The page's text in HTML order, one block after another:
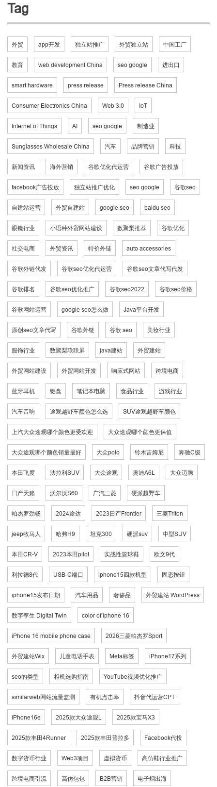
Tag
外贸 app开发 独立站推广 外贸独立站 中国工厂
教育 web development China seo google 进出口
smart hardware press release Press release China
Consumer Electronics China Web 3.0 IoT
Internet of Things AI seo google 制造业
Sunglasses Wholesale China 汽车 品牌营销 科技
新闻资讯 海外营销 谷歌优化代运营 谷歌广告投放
facebook广告投放 独立站推广优化 seo google 谷歌seo
自建站运营 外贸自建站 google seo baidu seo
眼镜行业 小语种外贸网站建设 数聚梨推荐 谷歌优化
社交电商 外贸资讯 特价外链 auto accessories
谷歌外链代发 谷歌seo优化代运营 谷歌seo文章代写代发
谷歌排名 谷歌seo优化推广 谷歌seo2022 谷歌seo价格
谷歌网站运营 google seo怎么做 Java平台开发
原创seo文章代写 谷歌外链 谷歌 seo 美妆行业
服饰行业 数聚梨联联屏 java建站 外贸建站
外贸网站建设 外贸网站开发 响应式网站 跨境电商
蓝牙耳机 键盘 笔记本电脑 食品行业 游戏行业
汽车音响 途观越野车颜色怎么选 SUV途观越野车颜色
上汽大众途观哪个颜色更受欢迎 大众途观哪个颜色更保值
大众途观哪个颜色销量最好 大众polo 铃木吉姆尼 奔驰C级
本田飞度 法拉利SUV 大众途观 奥迪A6L 大众迈腾
日产天籁 沃尔沃S60 广汽三菱 硬派越野车
帕杰罗劲畅 2024途达 2023日产Frontier 三菱Triton
jeep牧马人 哈弗H9 坦克300 硬派suv 中型SUV
本田CR-V 2023本田pilot 实战性篮球鞋 欧文9代
利拉德8代 USB-C端口 iphone15四款机型 固态按钮
iphone15发布日期 汽车用品 奢侈品 外贸建站 WordPress
数字孪生 Digital Twin color of iphone 16
iPhone 16 mobile phone case 2026三菱帕杰罗Sport
外贸建站Wix 儿童电话手表 Meta标签 iPhone17系列
seo的类型 相机选购指南 YouTube视频优化推广
similarweb网站流量监测 有机点击率 抖音代运营CPT
iPhone16e 2025款大众途观L 2025款宝马X3
2025款丰田4Runner 2025款丰田普拉多 Facebook代投
数字货币行业 Web3项目 虚拟货币 高仿鞋行业推广
跨境电商引流 高仿包包 B2B营销 电子烟出海